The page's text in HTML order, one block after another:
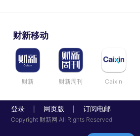
财新移动
财新 财新周刊 Caixin
登录 网页版 订阅电邮
Copyright 财新网 All Rights Reserved